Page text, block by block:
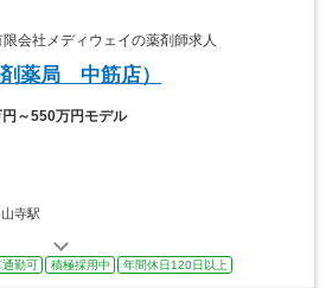
会社メディウェイの薬剤師求人
薬局 中筋店）
円～550万円モデル
寺駅
通勤可 積極採用中 年間休日120日以上